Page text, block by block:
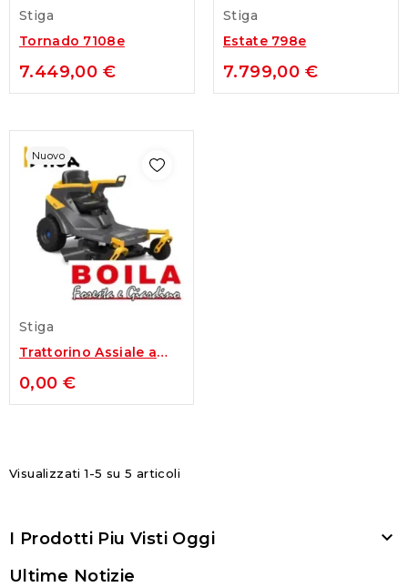
Stiga
Tornado 7108e
7.449,00 €
Stiga
Estate 798e
7.799,00 €
Nuovo
Stiga
Trattorino Assiale a
0,00 €
Visualizzati 1-5 su 5 articoli
I Prodotti Piu Visti Oggi 
Ultime Notizie